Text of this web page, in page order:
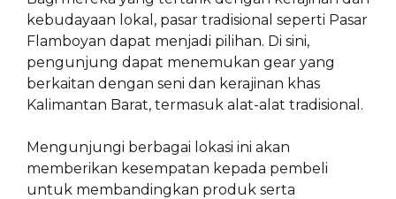
kebudayaan lokal, pasar tradisional seperti Pasar
Flamboyan dapat menjadi pilihan. Di sini,
pengunjung dapat menemukan gear yang
berkaitan dengan seni dan kerajinan khas
Kalimantan Barat, termasuk alat-alat tradisional.
Mengunjungi berbagai lokasi ini akan
memberikan kesempatan kepada pembeli
untuk membandingkan produk serta